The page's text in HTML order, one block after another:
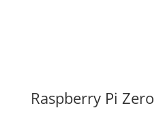
Raspberry Pi Zero